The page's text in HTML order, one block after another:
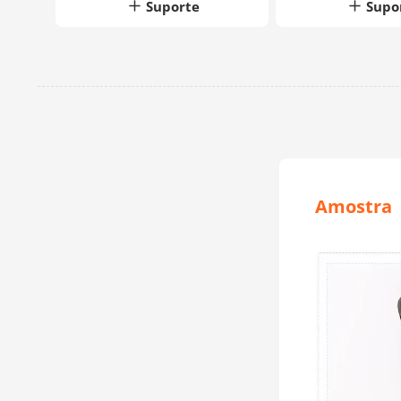
Suporte
Amostra